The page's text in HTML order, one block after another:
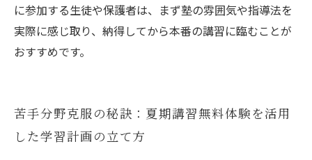
に参加する生徒や保護者は、まず塾の雰囲気や指導法を
実際に感じ取り、納得してから本番の講習に臨むことが
おすすめです。
苦手分野克服の秘訣：夏期講習無料体験を活用
した学習計画の立て方